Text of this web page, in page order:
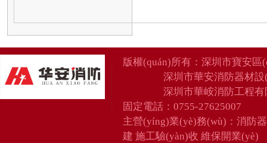
版權(quán)所有： 深圳市寶安區
深圳市華安消防器材
深圳市華峖消防工程
固定電話：0755-27625007
主營(yíng)業(yè)務(wù)：消防
建 施工驗(yàn)收 維保開業(yè)